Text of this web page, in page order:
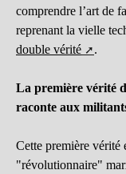
comprendre l’art de
reprenant la vielle
double vérité
.
La première vérité
raconte aux
Cette première vérité
"révolutionnaire"